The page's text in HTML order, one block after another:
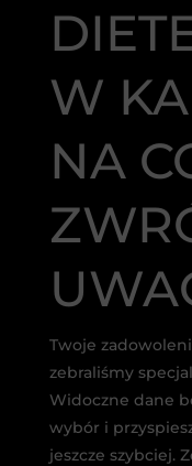
W
NA
Twoje
zebraliśmy
Widoczne dane
wybór i
jeszcze szybciej.